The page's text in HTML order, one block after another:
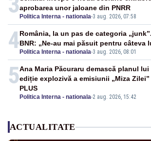
Politica Interna - nationala-3 aug. 2026, 07:58
aprobarea unor jaloane din PNRR
4 Politica Interna - nationala-3 aug. 2026, 08:01
România, la un pas de categoria
BNR: „Ne-au mai păsuit pentru câteva
5
Politica Interna - nationala-2 aug. 2026, 15:42
Ana Maria Păcuraru demască planul
ediție explozivă a emisiunii „Miza
PLUS
ACTUALITATE